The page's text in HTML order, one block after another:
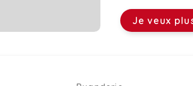
naturelle. Le
directement
plusieurs
Je veux